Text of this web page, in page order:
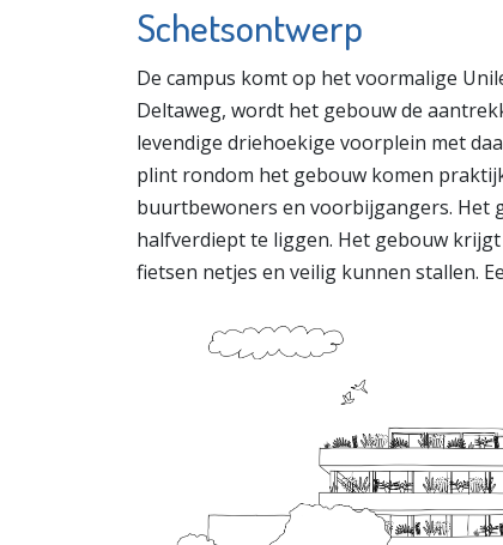
Schetsontwerp
De campus komt op het voormalige
Deltaweg, wordt het gebouw de
levendige driehoekige voorplein met
plint rondom het gebouw komen
buurtbewoners en voorbijgangers. Het
halfverdiept te liggen. Het gebouw
fietsen netjes en veilig kunnen stallen.